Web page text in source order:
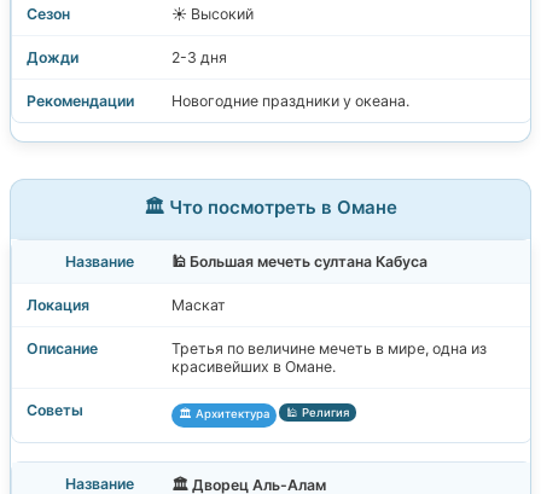
☀️ Высокий
2-3 дня
Новогодние праздники у океана.
🏛️ Что посмотреть в Омане
🕌 Большая мечеть султана Кабуса
Маскат
Третья по величине мечеть в мире, одна из
красивейших в Омане.
🏛️ Архитектура 🕌 Религия
🏛️ Дворец Аль-Алам